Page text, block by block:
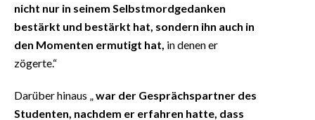
nicht nur in seinem Selbstmordgedanken
bestärkt und bestärkt hat, sondern ihn auch in
den Momenten ermutigt hat, in denen er
zögerte.“
Darüber hinaus „ war der Gesprächspartner des
Studenten, nachdem er erfahren hatte, dass